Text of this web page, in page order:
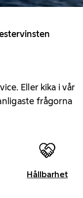
Eller kika i vår
frågorna
Hållbarhet